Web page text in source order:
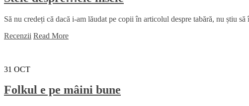
Să nu credeți că dacă i-am lăudat pe copii în articolul despre tabără, nu știu
Recenzii Read More
31 OCT
Folkul e pe mâini bune